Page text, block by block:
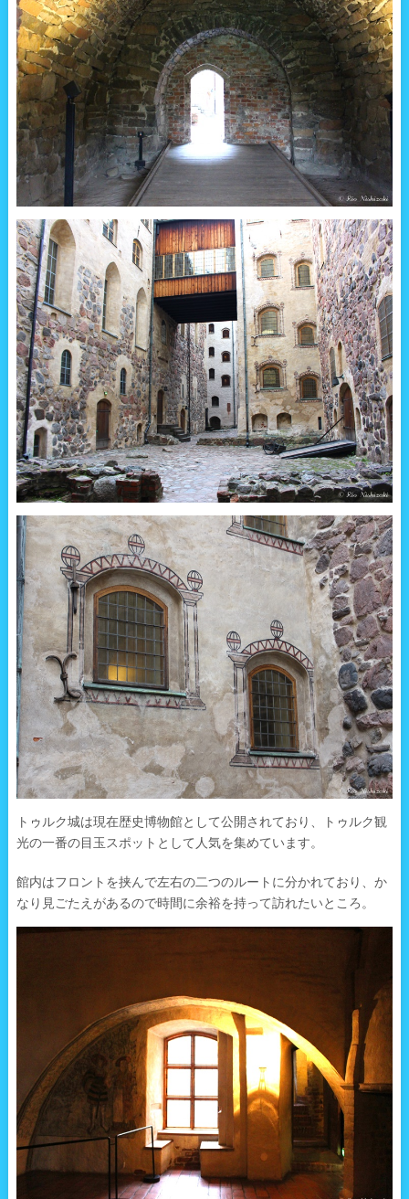
トゥルク城は現在歴史博物館として公開されており、トゥルク観
光の一番の目玉スポットとして人気を集めています。
館内はフロントを挟んで左右の二つのルートに分かれており、か
なり見ごたえがあるので時間に余裕を持って訪れたいところ。